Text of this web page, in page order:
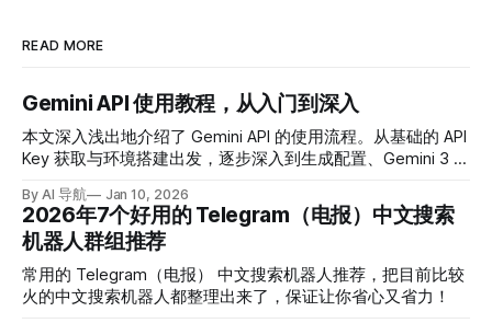
READ MORE
Gemini API 使用教程，从入门到深入
本文深入浅出地介绍了 Gemini API 的使用流程。从基础的 API
Key 获取与环境搭建出发，逐步深入到生成配置、Gemini 3 的
By AI 导航 Jan 10, 2026
2026年7个好用的 Telegram（电报）中文搜索
机器人群组推荐
常用的 Telegram（电报） 中文搜索机器人推荐，把目前比较
火的中文搜索机器人都整理出来了，保证让你省心又省力！